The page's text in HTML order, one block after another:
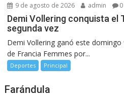
9 de agosto de 2026 admin 0
Demi Vollering conquista el
segunda vez
Demi Vollering ganó este
de Francia Femmes por...
Deportes Principal
Farándula